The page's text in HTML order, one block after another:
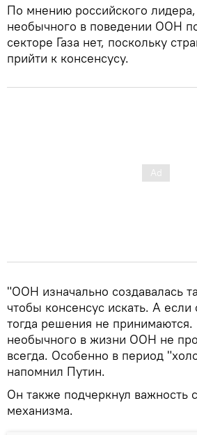
По мнению российского лидера,
необычного в поведении ООН
секторе Газа нет, поскольку
прийти к консенсусу.
"ООН изначально создавалась
чтобы консенсус искать. А если
тогда решения не принимаются.
необычного в жизни ООН не
всегда. Особенно в период
напомнил Путин.
Он также подчеркнул важность
механизма.